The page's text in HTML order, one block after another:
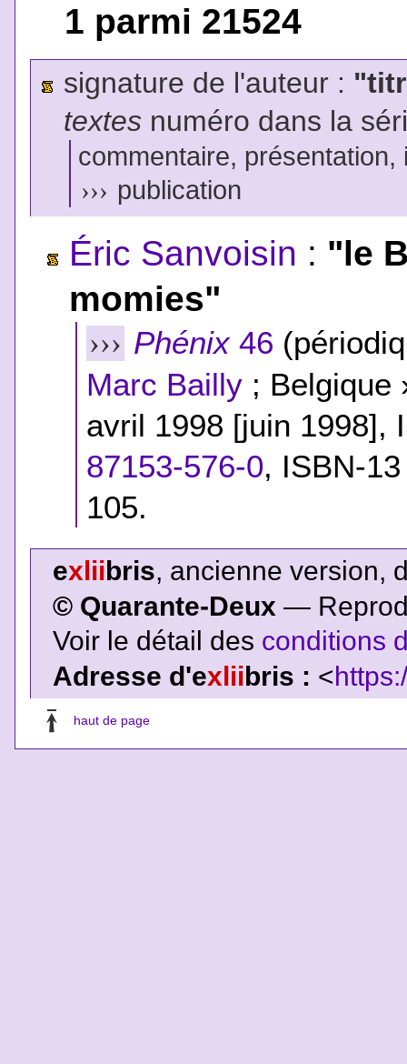
1 parmi 21524
signature de l'auteur :
textesnuméro dans la
commentaire,
››› publication
Éric Sanvoisin : "le
momies"
››› Phénix46
Marc Bailly ; Belgique
avril 1998 [juin 1998],
87153-576-0, ISBN-
105.
exliibris, ancienne version,
© Quarante-Deux —
Voir le détail des conditions
Adresse d'exlii bris : <
haut de page